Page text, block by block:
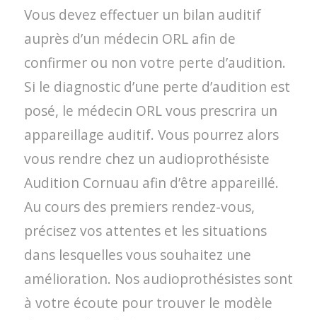
Vous devez effectuer un bilan auditif
auprès d’un médecin ORL afin de
confirmer ou non votre perte d’audition.
Si le diagnostic d’une perte d’audition est
posé, le médecin ORL vous prescrira un
appareillage auditif. Vous pourrez alors
vous rendre chez un audioprothésiste
Audition Cornuau afin d’être appareillé.
Au cours des premiers rendez-vous,
précisez vos attentes et les situations
dans lesquelles vous souhaitez une
amélioration. Nos audioprothésistes sont
à votre écoute pour trouver le modèle